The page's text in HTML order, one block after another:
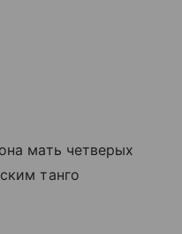
мать четверых
танго